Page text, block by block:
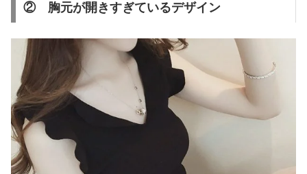
② 胸元が開きすぎているデザイン